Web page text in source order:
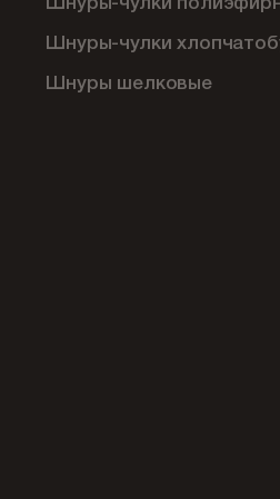
Шнуры-чулки
Шнуры-чулки
Шнуры шелковые